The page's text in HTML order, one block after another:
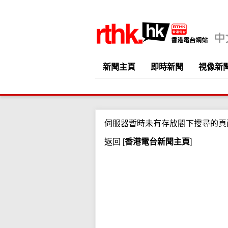
新聞主頁 即時新聞 視像新
伺服器暫時未有存放閣下搜尋的頁
返回 [香港電台新聞主頁]